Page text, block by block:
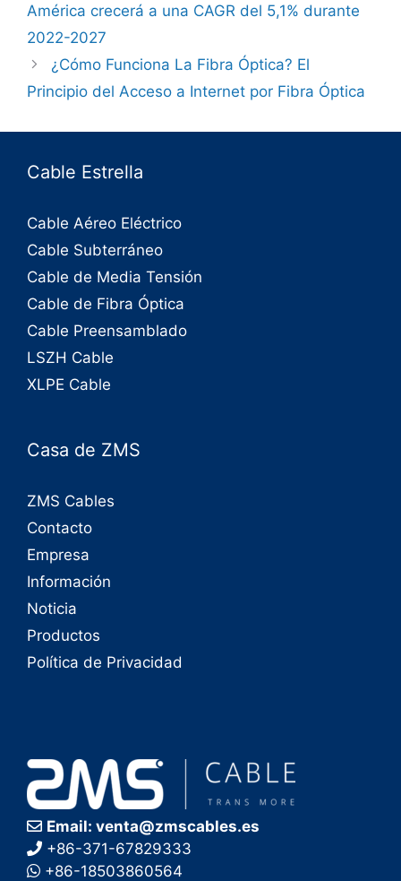
América crecerá a una CAGR del 5,1% durante
2022-2027
¿Cómo Funciona La Fibra Óptica? El
Principio del Acceso a Internet por Fibra Óptica
Cable Estrella
Cable Aéreo Eléctrico
Cable Subterráneo
Cable de Media Tensión
Cable de Fibra Óptica
Cable Preensamblado
LSZH Cable
XLPE Cable
Casa de ZMS
ZMS Cables
Contacto
Empresa
Información
Noticia
Productos
Política de Privacidad
Email: venta@zmscables.es
+86-371-67829333
+86-18503860564